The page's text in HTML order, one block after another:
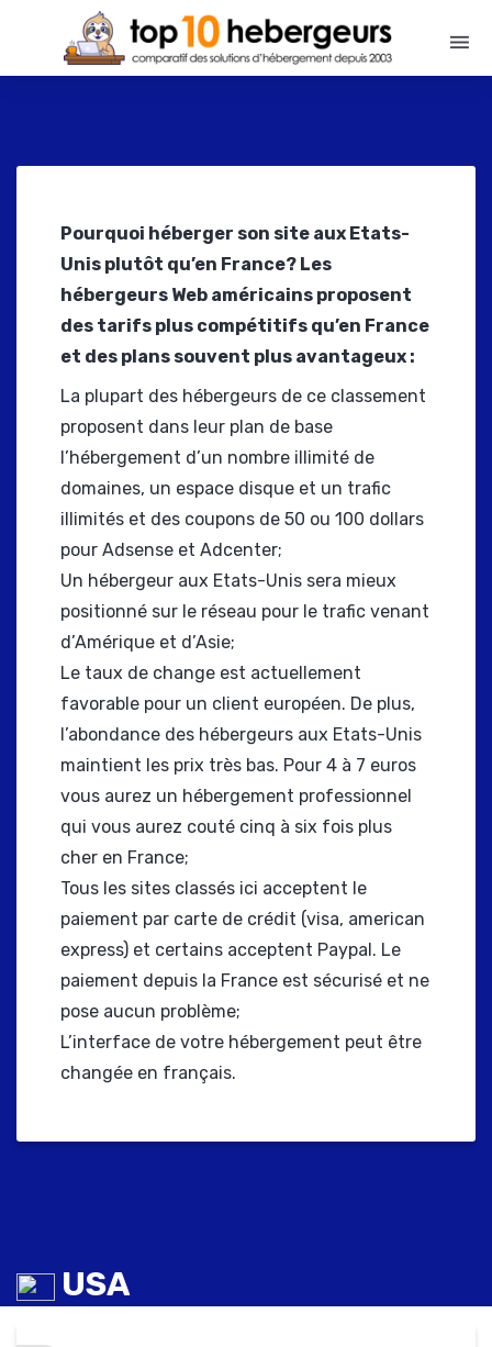
Pourquoi héberger son site aux Etats-
Unis plutôt qu’en France? Les
hébergeurs Web américains proposent
des tarifs plus compétitifs qu’en France
et des plans souvent plus avantageux :
La plupart des hébergeurs de ce classement
proposent dans leur plan de base
l’hébergement d’un nombre illimité de
domaines, un espace disque et un trafic
illimités et des coupons de 50 ou 100 dollars
pour Adsense et Adcenter;
Un hébergeur aux Etats-Unis sera mieux
positionné sur le réseau pour le trafic venant
d’Amérique et d’Asie;
Le taux de change est actuellement
favorable pour un client européen. De plus,
l’abondance des hébergeurs aux Etats-Unis
maintient les prix très bas. Pour 4 à 7 euros
vous aurez un hébergement professionnel
qui vous aurez couté cinq à six fois plus
cher en France;
Tous les sites classés ici acceptent le
paiement par carte de crédit (visa, american
express) et certains acceptent Paypal. Le
paiement depuis la France est sécurisé et ne
pose aucun problème;
L’interface de votre hébergement peut être
changée en français.
USA